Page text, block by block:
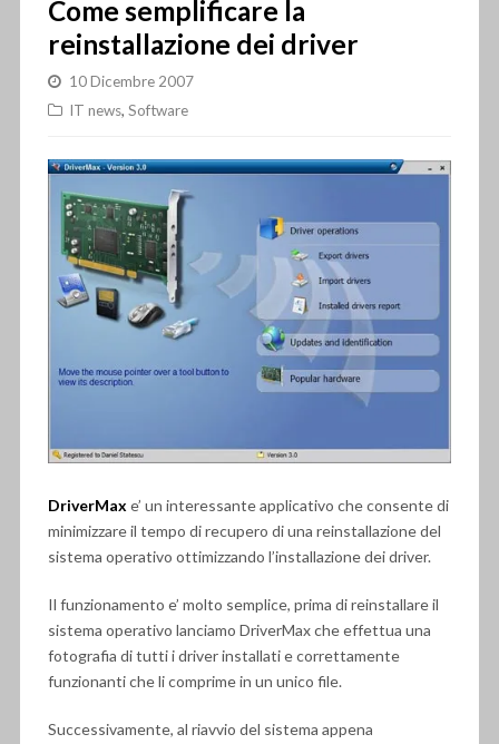
Come semplificare la
reinstallazione dei driver
10 Dicembre 2007
IT news, Software
DriverMax e’ un interessante applicativo che consente di
minimizzare il tempo di recupero di una reinstallazione del
sistema operativo ottimizzando l’installazione dei driver.
Il funzionamento e’ molto semplice, prima di reinstallare il
sistema operativo lanciamo DriverMax che effettua una
fotografia di tutti i driver installati e correttamente
funzionanti che li comprime in un unico file.
Successivamente, al riavvio del sistema appena